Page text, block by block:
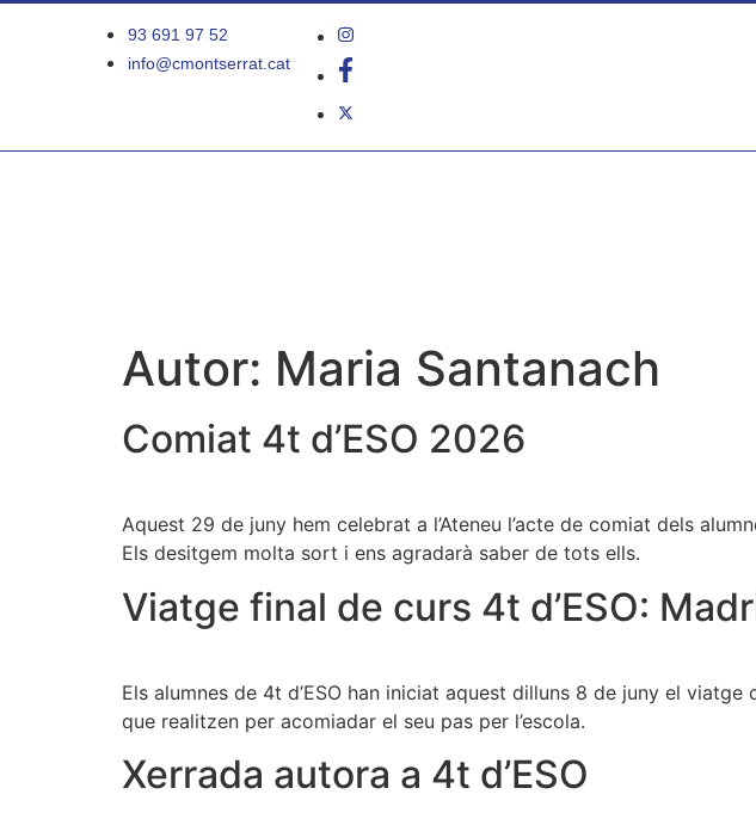
93 691 97 52
info@cmontserrat.cat
Autor: Maria Santanach
Comiat 4t d’ESO 2026
Aquest 29 de juny hem celebrat a l’Ateneu l’acte de comiat dels
Els desitgem molta sort i ens agradarà saber de tots ells.
Viatge final de curs 4t d’ESO:
Els alumnes de 4t d’ESO han iniciat aquest dilluns 8 de juny el
que realitzen per acomiadar el seu pas per l’escola.
Xerrada autora a 4t d’ESO